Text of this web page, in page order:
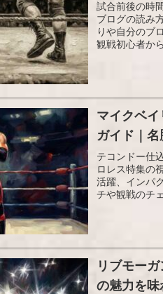
試合前後の時
ブログの読み
りや自分のブ
観戦初心者か
マイクベ
ガイド｜名
テコンドー仕
ロレス特集の
活躍、インパ
チや観戦のチ
リブモー
の魅力を味